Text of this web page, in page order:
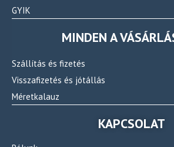
GYIK
MINDEN A
Szállítás és fizetés
Visszafizetés és jótállás
Méretkalauz
KAPCSOLAT